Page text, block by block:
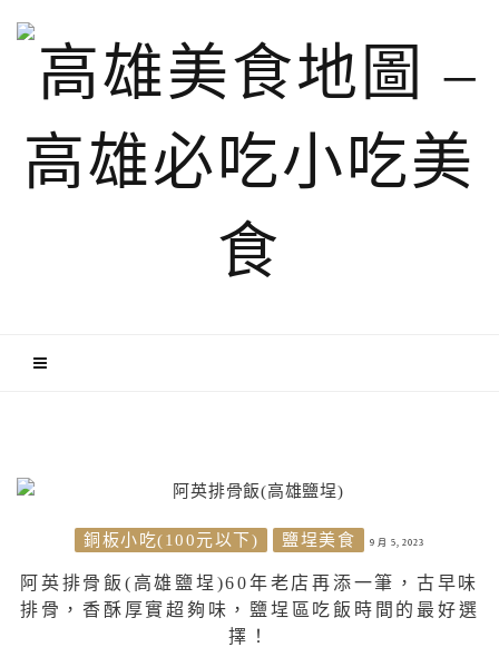
銅板小吃(100元以下) 鹽埕美食 9 月 5, 2023
阿英排骨飯(高雄鹽埕)60年老店再添一筆，古早味
排骨，香酥厚實超夠味，鹽埕區吃飯時間的最好選
擇！